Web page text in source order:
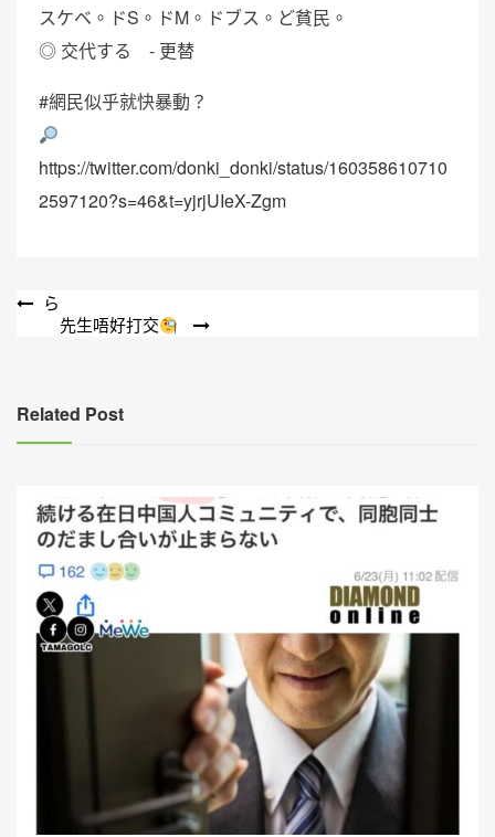
スケベ。ドS。ドM。ドブス。ど貧民。
◎ 交代する - 更替
#網民似乎就快暴動？
https://twitter.com/donki_donki/status/160358610710
2597120?s=46&t=yjrjUIeX-Zgm
文
覽
ら
先生唔好打交
Related Post